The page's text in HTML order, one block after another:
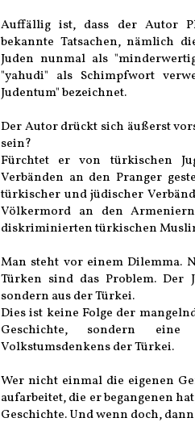
Auffällig ist, dass der Autor
bekannte Tatsachen, nämlich
Juden nunmal als
"yahudi" als Schimpfwort
Judentum" bezeichnet.
Der Autor drückt sich äußerst
sein?
Fürchtet er von türkischen
Verbänden an den Pranger
türkischer und jüdischer
Völkermord an den
diskriminierten türkischen
Man steht vor einem Dilemma.
Türken sind das Problem. Der
sondern aus der Türkei.
Dies ist keine Folge der
Geschichte, sondern eine
Volkstumsdenkens der Türkei.
Wer nicht einmal die eigenen
aufarbeitet, die er begangenen
Geschichte. Und wenn doch,